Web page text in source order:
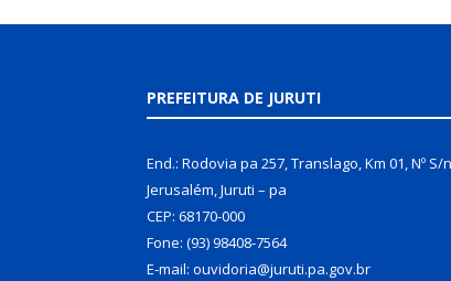
PREFEITURA DE JURUTI
End.: Rodovia pa 257, Translago, Km 01, Nº S/
Jerusalém, Juruti – pa
CEP: 68170-000
Fone: (93) 98408-7564
E-mail: ouvidoria@juruti.pa.gov.br